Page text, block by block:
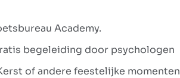
Academy.
begeleiding door psychologen
of andere feestelijke momenten